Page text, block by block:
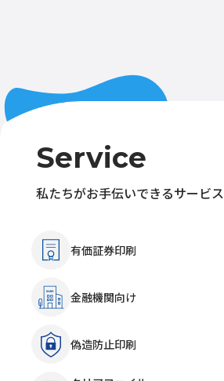
Service
私たちがお手伝いできるサービス
有価証券印刷
金融機関向け
偽造防止印刷